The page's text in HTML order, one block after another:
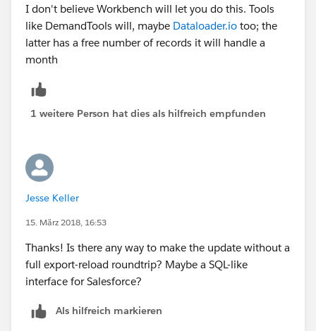
I don't believe Workbench will let you do this. Tools
like DemandTools will, maybe Dataloader.io too; the
latter has a free number of records it will handle a
month
1 weitere Person hat dies als hilfreich empfunden
Jesse Keller
15. März 2018, 16:53
Thanks! Is there any way to make the update without a
full export-reload roundtrip? Maybe a SQL-like
interface for Salesforce?
Als hilfreich markieren